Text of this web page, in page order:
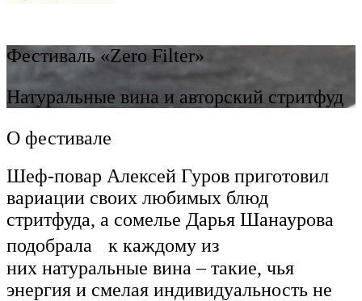
Фестиваль «Zero Filter»
Натуральные вина и авторский стритфуд
О фестивале
Шеф-повар Алексей Гуров приготовил
вариации своих любимых блюд
стритфуда, а сомелье Дарья Шанаурова
подобрала к каждому из
них натуральные вина – такие, чья
энергия и смелая индивидуальность не